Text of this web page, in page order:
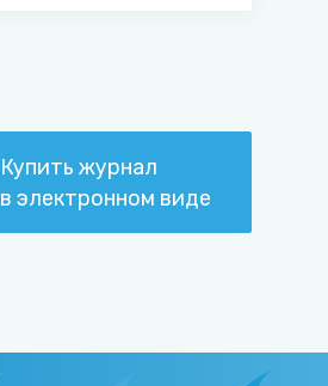
Купить журнал
в электронном виде